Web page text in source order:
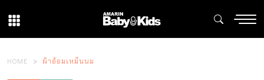
HOME ผ้าอ้อมเหม็นนม